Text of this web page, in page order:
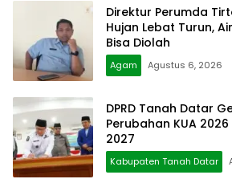
Direktur Perumda
Hujan Lebat Turun,
Bisa Diolah
Agam Agustus 6, 2026
DPRD Tanah Datar
Perubahan KUA 2026
2027
Kabupaten Tanah Datar